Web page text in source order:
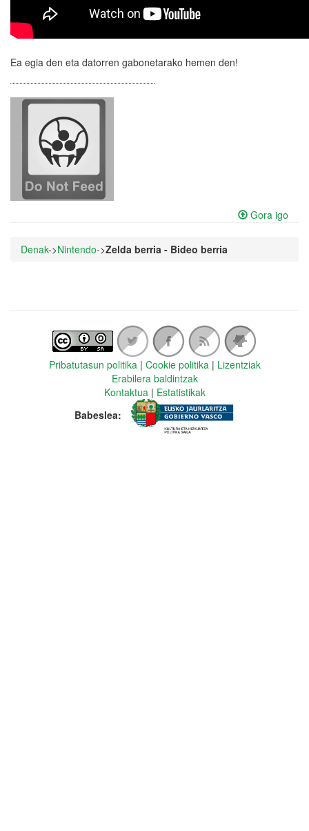
Ea egia den eta datorren gabonetarako hemen den!
Gora igo
Denak->Nintendo->Zelda berria - Bideo berria
Pribatutasun politika| Cookie politika| Lizentziak
Erabilera baldintzak
Kontaktua| Estatistikak
Babeslea: